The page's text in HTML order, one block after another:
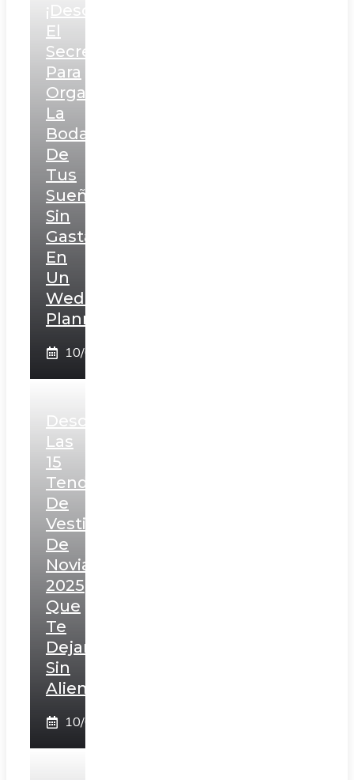
¡Descubre
El
Secreto
Para
Organizar
La
Boda
De
Tus
Sueños
Sin
Gastar
En
Un
Wedding
Planner!
10/02/2025
Descubre
Las
15
Tendencias
De
Vestidos
De
Novia
2025
Que
Te
Dejarán
Sin
Aliento
10/02/2025